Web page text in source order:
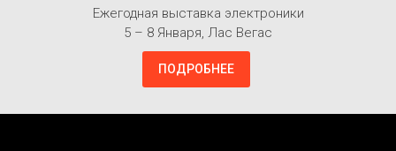
Ежегодная выставка электроники
5 – 8 Января, Лас Вегас
ПОДРОБНЕЕ